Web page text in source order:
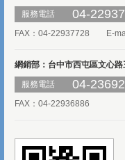
服務電話
04-
FAX：04-22937728 E-
網銷部：台中市西屯區文心
服務電話
04-
FAX：04-22936886